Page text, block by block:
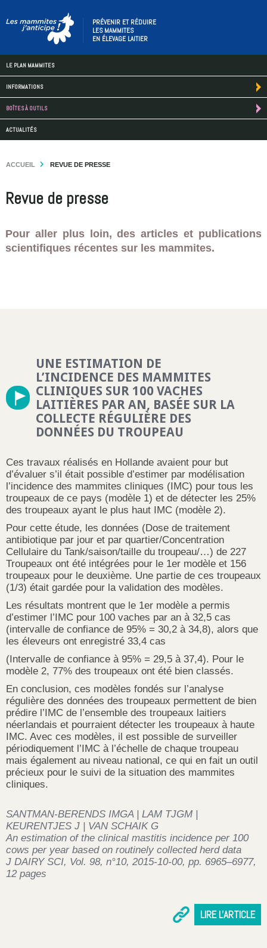
PRÉVENIR ET RÉDUIRE
LES MAMMITES
EN ÉLEVAGE LAITIER
LE PLAN MAMMITES
INFORMATIONS
BOÎTES À OUTILS
ACTUALITÉS
ACCUEIL REVUE DE PRESSE
Revue de presse
Pour aller plus loin, des articles et publications
scientifiques récentes sur les mammites.
UNE ESTIMATION DE
L’INCIDENCE DES MAMMITES
CLINIQUES SUR 100 VACHES
LAITIÈRES PAR AN, BASÉE SUR LA
COLLECTE RÉGULIÈRE DES
DONNÉES DU TROUPEAU
Ces travaux réalisés en Hollande avaient pour but
d’évaluer s’il était possible d’estimer par modélisation
l’incidence des mammites cliniques (IMC) pour tous les
troupeaux de ce pays (modèle 1) et de détecter les 25%
des troupeaux ayant le plus haut IMC (modèle 2).
Pour cette étude, les données (Dose de traitement
antibiotique par jour et par quartier/Concentration
Cellulaire du Tank/saison/taille du troupeau/…) de 227
Troupeaux ont été intégrées pour le 1er modèle et 156
troupeaux pour le deuxième. Une partie de ces troupeaux
(1/3) était gardée pour la validation des modèles.
Les résultats montrent que le 1er modèle a permis
d’estimer l’IMC pour 100 vaches par an à 32,5 cas
(intervalle de confiance de 95% = 30,2 à 34,8), alors que
les éleveurs ont enregistré 33,4 cas
(Intervalle de confiance à 95% = 29,5 à 37,4). Pour le
modèle 2, 77% des troupeaux ont été bien classés.
En conclusion, ces modèles fondés sur l’analyse
régulière des données des troupeaux permettent de bien
prédire l’IMC de l’ensemble des troupeaux laitiers
néerlandais et pourraient détecter les troupeaux à haute
IMC. Avec ces modèles, il est possible de surveiller
périodiquement l’IMC à l’échelle de chaque troupeau
mais également au niveau national, ce qui en fait un outil
précieux pour le suivi de la situation des mammites
cliniques.
SANTMAN-BERENDS IMGA | LAM TJGM |
KEURENTJES J | VAN SCHAIK G
An estimation of the clinical mastitis incidence per 100
cows per year based on routinely collected herd data
J DAIRY SCI, Vol. 98, n°10, 2015-10-00, pp. 6965–6977,
12 pages
LIRE L'ARTICLE